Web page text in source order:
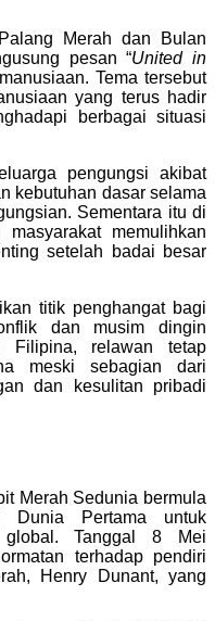
Merah dan Bulan
pesan “United in
Tema tersebut
yang terus hadir
berbagai situasi
pengungsi akibat
kebutuhan dasar selama
Sementara itu di
memulihkan
setelah badai besar
titik penghangat bagi
dan musim dingin
Filipina, relawan tetap
meski sebagian dari
dan kesulitan pribadi
Merah Sedunia bermula
Dunia Pertama untuk
global. Tanggal 8 Mei
terhadap pendiri
Henry Dunant, yang